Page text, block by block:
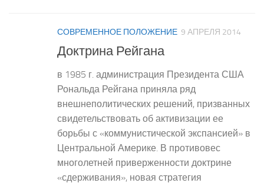
СОВРЕМЕННОЕ ПОЛОЖЕНИЕ 9 АПРЕЛЯ 2014
Доктрина Рейгана
в 1985 г. администрация Президента США
Рональда Рейгана приняла ряд
внешнеполитических решений, призванных
свидетельствовать об активизации ее
борьбы с «коммунистической экспансией» в
Центральной Америке. В противовес
многолетней приверженности доктрине
«сдерживания», новая стратегия